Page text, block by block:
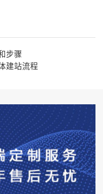
步骤
建站流程